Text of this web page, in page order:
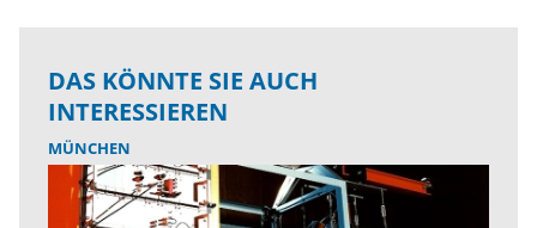
DAS KÖNNTE SIE AUCH
INTERESSIEREN
MÜNCHEN